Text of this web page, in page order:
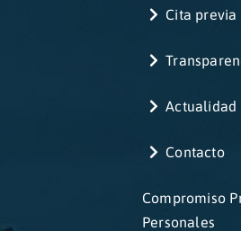
Cita previa
Actualidad
Contacto
Compromiso
Personales